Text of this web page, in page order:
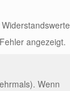
angezeigt.
Wenn